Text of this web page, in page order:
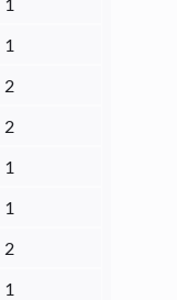
1
2
2
1
1
2
1